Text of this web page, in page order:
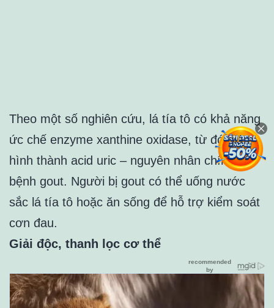
Theo một số nghiên cứu, lá tía tô có khả năng
ức chế enzyme xanthine oxidase, từ đó giảm
hình thành acid uric – nguyên nhân chính gây
bệnh gout. Người bị gout có thể uống nước
sắc lá tía tô hoặc ăn sống để hỗ trợ kiểm soát
cơn đau.
Giải độc, thanh lọc cơ thể